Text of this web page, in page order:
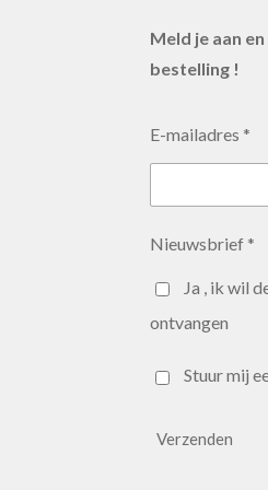
Meld je aan
bestelling !
E-mailadres *
Nieuwsbrief *
Ja , ik wil
ontvangen
Stuur mij
Verzenden